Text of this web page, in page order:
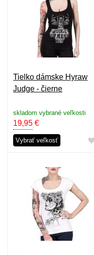
Tielko dámske Hyraw
Judge - čierne
skladom vybrané veľkosti
19,95 €
Vybrať veľkosť